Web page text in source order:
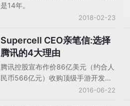
是14年。
2018-02-23
Supercell CEO亲笔信:选择
腾讯的4大理由
腾讯控股宣布作价86亿美元（约合人
民币566亿元）收购顶级手游开发商
84.3%的股份，这家芬兰小团队的估
2016-06-22